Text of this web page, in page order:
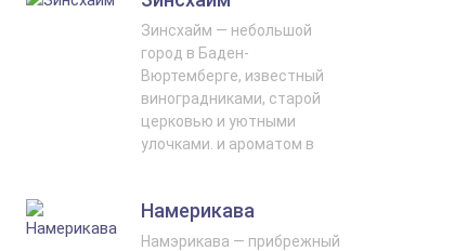
Зинсхайм — небольшой
город в Баден-
Вюртемберге, известный
виноградниками, старой
церковью и уютными
улочками. и ароматом в
Намерикава
Намэрикава — прибрежный